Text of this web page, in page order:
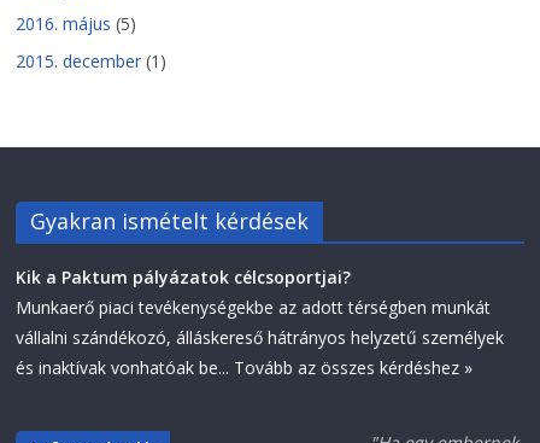
2016. május (5)
2015. december (1)
Gyakran ismételt kérdések
Kik a Paktum pályázatok célcsoportjai?
Munkaerő piaci tevékenységekbe az adott térségben munkát
vállalni szándékozó, álláskereső hátrányos helyzetű személyek
és inaktívak vonhatóak be... Tovább az összes kérdéshez »